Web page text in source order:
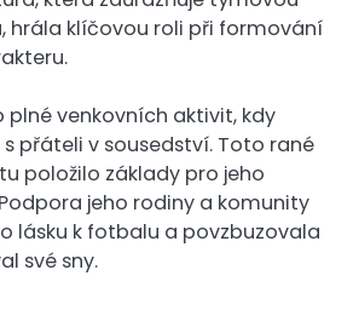
hrála klíčovou roli při formování
venkovních aktivit, kdy
přáteli v sousedství. Toto rané
položilo základy pro jeho
jeho rodiny a komunity
lásku k fotbalu a povzbuzovala
své sny.